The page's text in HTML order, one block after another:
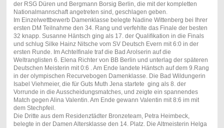
der RSG Düren und Bergmann Borsig Berlin, die mit der kompletten
Nationalmannschaft angetreten sind, geschlagen geben.
Im Einzelwettbewerb Damenklasse belegte Nadine Wittenberg bei Ihrer
ersten DM Teilnahme den 34. Rang und verfehlte das Finale der besten
32 knapp. Susanne Häntsch ging als 17. der Qualifikation in die Finals
und schlug Silke Hainz Nitsche vom SV Deutsch Evern mit 6:0 in der
ersten Runde. Im Achtelfinale traf die Bad Arolserin auf die
Weltranglisten 6. Elena Richter von BB Berlin und unterlag der späteren
Deutschen Meisterin mit 0:6 . Am Ende landete Häntsch auf dem 9.Rang
in der olympischen Recurvebogen Damenklasse. Die Bad Wildungerin
Isabel Viehmeier, die für Guts Muth Jena startete ging als 8. der
Vorrunde in die Ausscheidungsmatches, und zeigte ein spannendes
Match gegen Alina Valentin. Am Ende gewann Valentin mit 8:6 im mit
dem Stechpfeil.
Die Dritte aus dem Residenztädter Bronzeteam, Petra Heimbeck,
belegte in der Damen Altersklasse den 14. Platz. Die Altmeisterin Helga